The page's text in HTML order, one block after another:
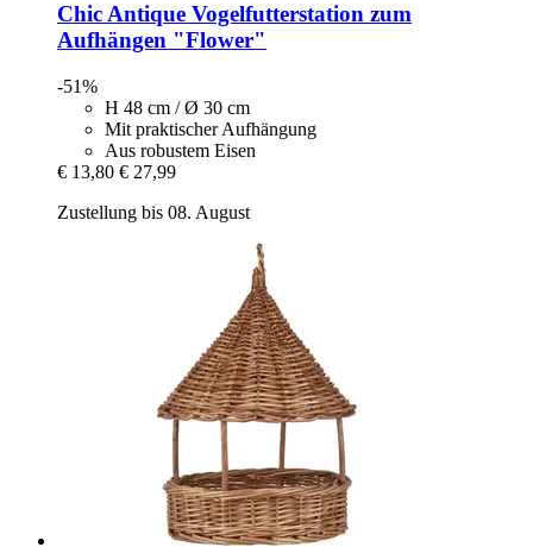
Chic Antique Vogelfutterstation zum
Aufhängen "Flower"
-51%
H 48 cm / Ø 30 cm
Mit praktischer Aufhängung
Aus robustem Eisen
€ 13,80 € 27,99
Zustellung bis 08. August